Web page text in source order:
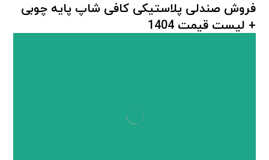
فروش صندلی پلاستیکی کافی شاپ پایه چوبی
+ لیست قیمت 1404